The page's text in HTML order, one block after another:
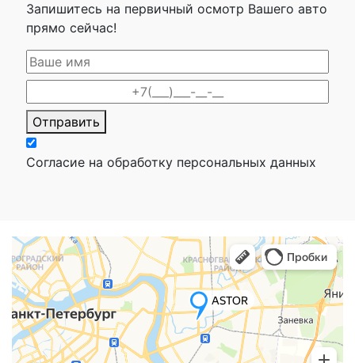
Запишитесь на первичный осмотр Вашего авто
прямо сейчас!
Отправить
Согласие на обработку персональных данных